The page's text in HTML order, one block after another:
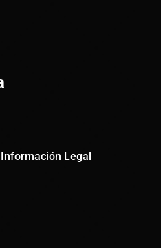
Legal